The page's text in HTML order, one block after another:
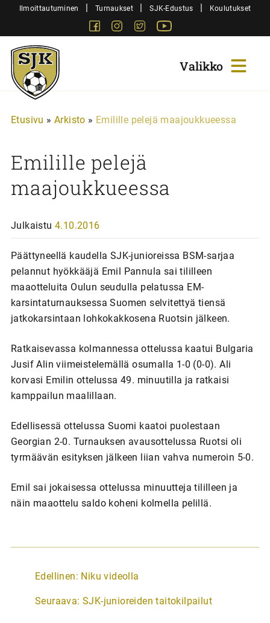
SiirryIlmoittautuminen | Turnaukset | SJK-Edustus | Koulutukset
FacebookInstagram
Twitter
Sjk-
Juniorit
Etusivu » Arkisto » Emilille pelejä maajoukkueessa
Emilille pelejä
maajoukkueessa
Julkaistu 4.10.2016
Päättyneellä kaudella SJK-junioreissa BSM-sarjaa
pelannut hyökkääjä Emil Pannula sai tililleen
maaotteluita Oulun seudulla pelatussa EM-
karsintaturnauksessa Suomen selvitettyä tiensä
jatkokarsintaan lohkokakkosena Ruotsin jälkeen.
Ratkaisevassa kolmannessa ottelussa kaatui Bulgaria
Jusif Alin viimeistelemällä osumalla 1-0 (0-0). Ali
korvasi Emilin ottelussa 49. minuutilla ja ratkaisi
kamppailun maalillaan.
Edellisessä ottelussa Suomi kaatoi puolestaan
Georgian 2-0. Turnauksen avausottelussa Ruotsi oli
tyrmäävän esityksen jälkeen liian vahva numeroin 5-0.
Emil sai jokaisessa ottelussa minuutteja tililleen ja
näin maaottelu saldo koheni kolmella pelillä.
A
t
Edellinen: Niku videolla
Seuraava: SJK-junioreiden taitokilpailut